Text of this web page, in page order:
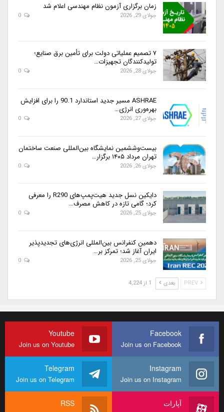
زمان برگزاری آزمون نظام مهندسی اعلام شد
جولای 29, 2026
۷ تصمیم عملیاتی دولت برای تأمین برق صنایع؛
تولیدکنندگان تجهیزات…
جولای 28, 2026
ASHRAE مسیر جدید استاندارد 90.1 را برای افزایش
بهره‌وری انرژی…
جولای 27, 2026
بیست‌وششمین نمایشگاه بین‌المللی صنعت ساختمان
تهران مرداد ۱۴۰۵ برگزار…
جولای 26, 2026
دایکین نسل جدید هیت‌پمپ‌های R290 را معرفی
کرد؛ گامی تازه در کاهش مصرف…
جولای 25, 2026
دهمین کنفرانس بین‌المللی انرژی‌های تجدیدپذیر
ایران آغاز شد؛ تمرکز بر…
جولای 25, 2026
بعدی 1 از 4,224
Facebook
Join us on Facebook
Youtube
Join us on Youtube
Instagram
Join us on Instagram
Telegram
Join us on Telegram
آپارات RSS